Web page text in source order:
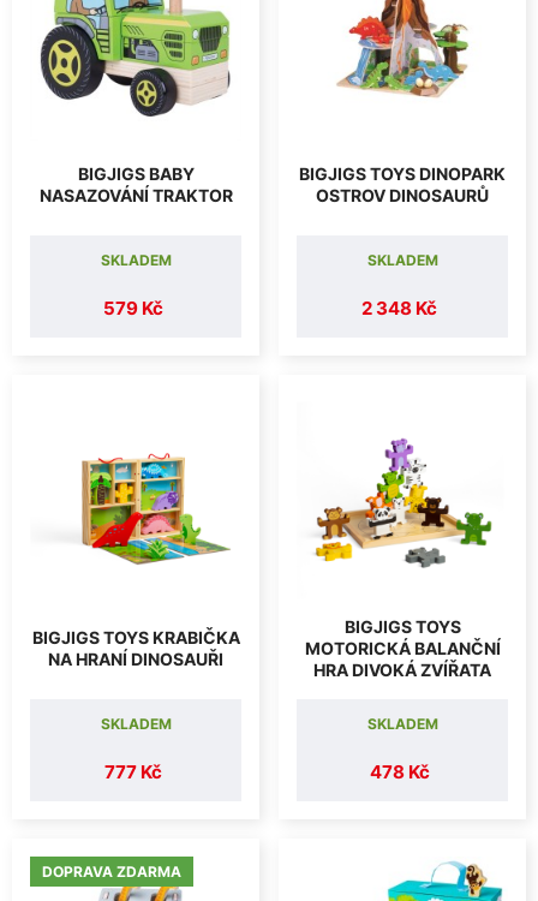
BIGJIGS BABY
NASAZOVÁNÍ TRAKTOR
579 Kč
SKLADEM
BIGJIGS TOYS DINOPARK
OSTROV DINOSAURŮ
2 348 Kč
SKLADEM
BIGJIGS TOYS KRABIČKA
NA HRANÍ DINOSAUŘI
777 Kč
SKLADEM
BIGJIGS TOYS
MOTORICKÁ BALANČNÍ
HRA DIVOKÁ ZVÍŘATA
478 Kč
SKLADEM
DOPRAVA ZDARMA